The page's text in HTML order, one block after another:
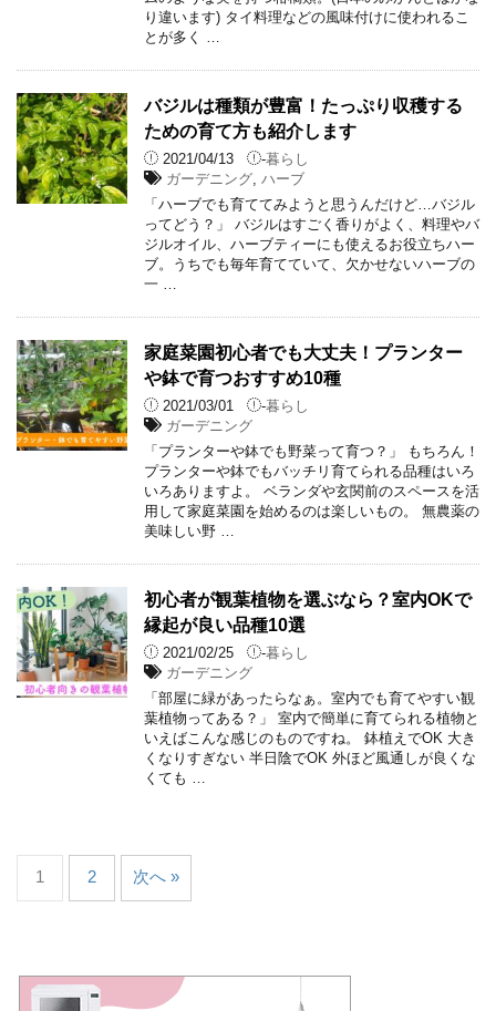
り違います) タイ料理などの風味付けに使われるこ
とが多く …
バジルは種類が豊富！たっぷり収穫する
ための育て方も紹介します
2021/04/13 -暮らし
ガーデニング ,ハーブ
「ハーブでも育ててみようと思うんだけど…バジル
ってどう？」 バジルはすごく香りがよく、料理やバ
ジルオイル、ハーブティーにも使えるお役立ちハー
ブ。うちでも毎年育てていて、欠かせないハーブの
一 …
家庭菜園初心者でも大丈夫！プランター
や鉢で育つおすすめ10種
2021/03/01 -暮らし
ガーデニング
「プランターや鉢でも野菜って育つ？」 もちろん！
プランターや鉢でもバッチリ育てられる品種はいろ
いろありますよ。 ベランダや玄関前のスペースを活
用して家庭菜園を始めるのは楽しいもの。 無農薬の
美味しい野 …
初心者が観葉植物を選ぶなら？室内OKで
縁起が良い品種10選
2021/02/25 -暮らし
ガーデニング
「部屋に緑があったらなぁ。室内でも育てやすい観
葉植物ってある？」 室内で簡単に育てられる植物と
いえばこんな感じのものですね。 鉢植えでOK 大き
くなりすぎない 半日陰でOK 外ほど風通しが良くな
くても …
1 2 次へ »